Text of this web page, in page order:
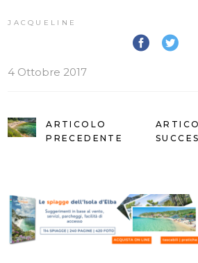
JACQUELINE
4 Ottobre 2017
ARTICOLO
PRECEDENTE